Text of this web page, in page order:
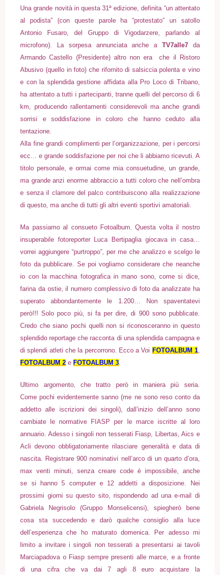
Una grande novità in questa 31ª edizione, definita “un attentato
al podista” (con queste parole ha “protestato” un satollo
Antonio Fusaro, del Gruppo di Vigodarzere, parlando al
microfono). La sorpesa annunciata anche a TV7alle7 da
Armando Castello (Presidente) altro non era che il Ristoro
Abusivo (quello in foto) che rifornito di salsiccia polenta e vino
e con la splendida gestione affidata alla Pro Loco di Tribano,
ha attentato a tutti i partecipanti, tranne quelli del percorso di 6
km, producendo rallentamenti considerevoli ma anche grandi
sorrisi e soddisfazione in coloro che hanno ceduto alla
tentazione.
Alla fine grandi complimenti per l’organizzazione, per i percorsi
ecc… e grande soddisfazione per noi che li abbiamo ricevuti. A
titolo personale, e ormai come mia consuetudine, un grande,
ma grande anzi enorme abbraccio a tutti coloro che nell’ombra
e senza il clamore del palco contribuiscono alla realizzazione
di questo, ma anche di tutti gli altri eventi sportivi amatoriali.
Ma passiamo al consueto Fotoalbum. Questa volta il nostro
insuperabile fotoreporter Luca Bertipaglia giocava in casa…
vorrei aggiungere “purtroppo”, per me che analizzo e scelgo le
foto da pubblicare. Se poi vogliamo considerare che neanche
io con la macchina fotografica in mano sono, come si dice,
farina da ostie, il numero complessivo di foto da analizzate ha
superato abbondantemente le 1.200… Non spaventatevi
però!!! Solo poco più, si fa per dire, di 900 sono pubblicate.
Credo che siano pochi quelli non si riconosceranno in questo
splendido reportage che racconta di una splendida campagna e
di splendi atleti che la percorrono. Ecco a Voi FOTOALBUM 1,
FOTOALBUM 2 eFOTOALBUM 3
Ultimo argomento, che tratto però in maniera più seria.
Come pochi evidentemente sanno (me ne sono reso conto da
addetto alle iscrizioni dei singoli), dall’inizio dell’anno sono
cambiate le normative FIASP per le marce iscritte al loro
annuario. Adesso i singoli non tesserati Fiasp, Libertas, Aics e
Acli devono obbligatoriamente rilasciare generalità e data di
nascita. Registrare 900 nominativi nell’arco di un quarto d’ora,
max venti minuti, senza creare code è impossibile, anche
se si hanno 5 computer e 12 addetti a disposizione. Nei
prossimi giorni su questo sito, rispondendo ad una e-mail di
Gabriela Negrisolo (Gruppo Monselicensi), spiegherò bene
cosa sta succedendo e darò qualche consiglio alla luce
dell’esperienza che ho maturato domenica. Per adesso mi
limito a invitare i singoli non tesserati a presentarsi ai tavoli
Marciapadova o Fiasp sempre presenti alle marce, e a fronte
di una cifra che va dai 7 agli 8 euro acquistare la